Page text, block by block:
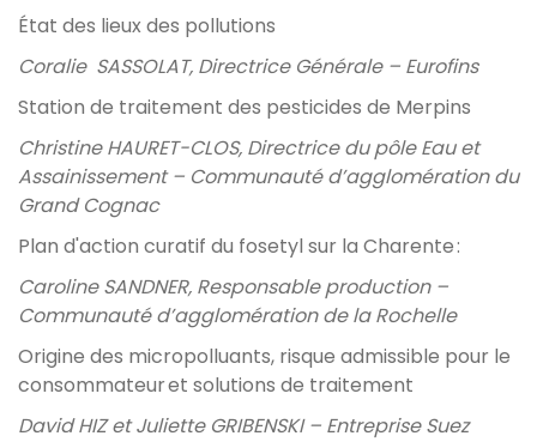
État des lieux des pollutions
Coralie SASSOLAT, Directrice Générale – Eurofins
Station de traitement des pesticides de Merpins
Christine HAURET-CLOS, Directrice du pôle Eau et
Assainissement – Communauté d’agglomération du
Grand Cognac
Plan d'action curatif du fosetyl sur la Charente :
Caroline SANDNER, Responsable production –
Communauté d’agglomération de la Rochelle
Origine des micropolluants, risque admissible pour le
consommateur et solutions de traitement
David HIZ et Juliette GRIBENSKI – Entreprise Suez